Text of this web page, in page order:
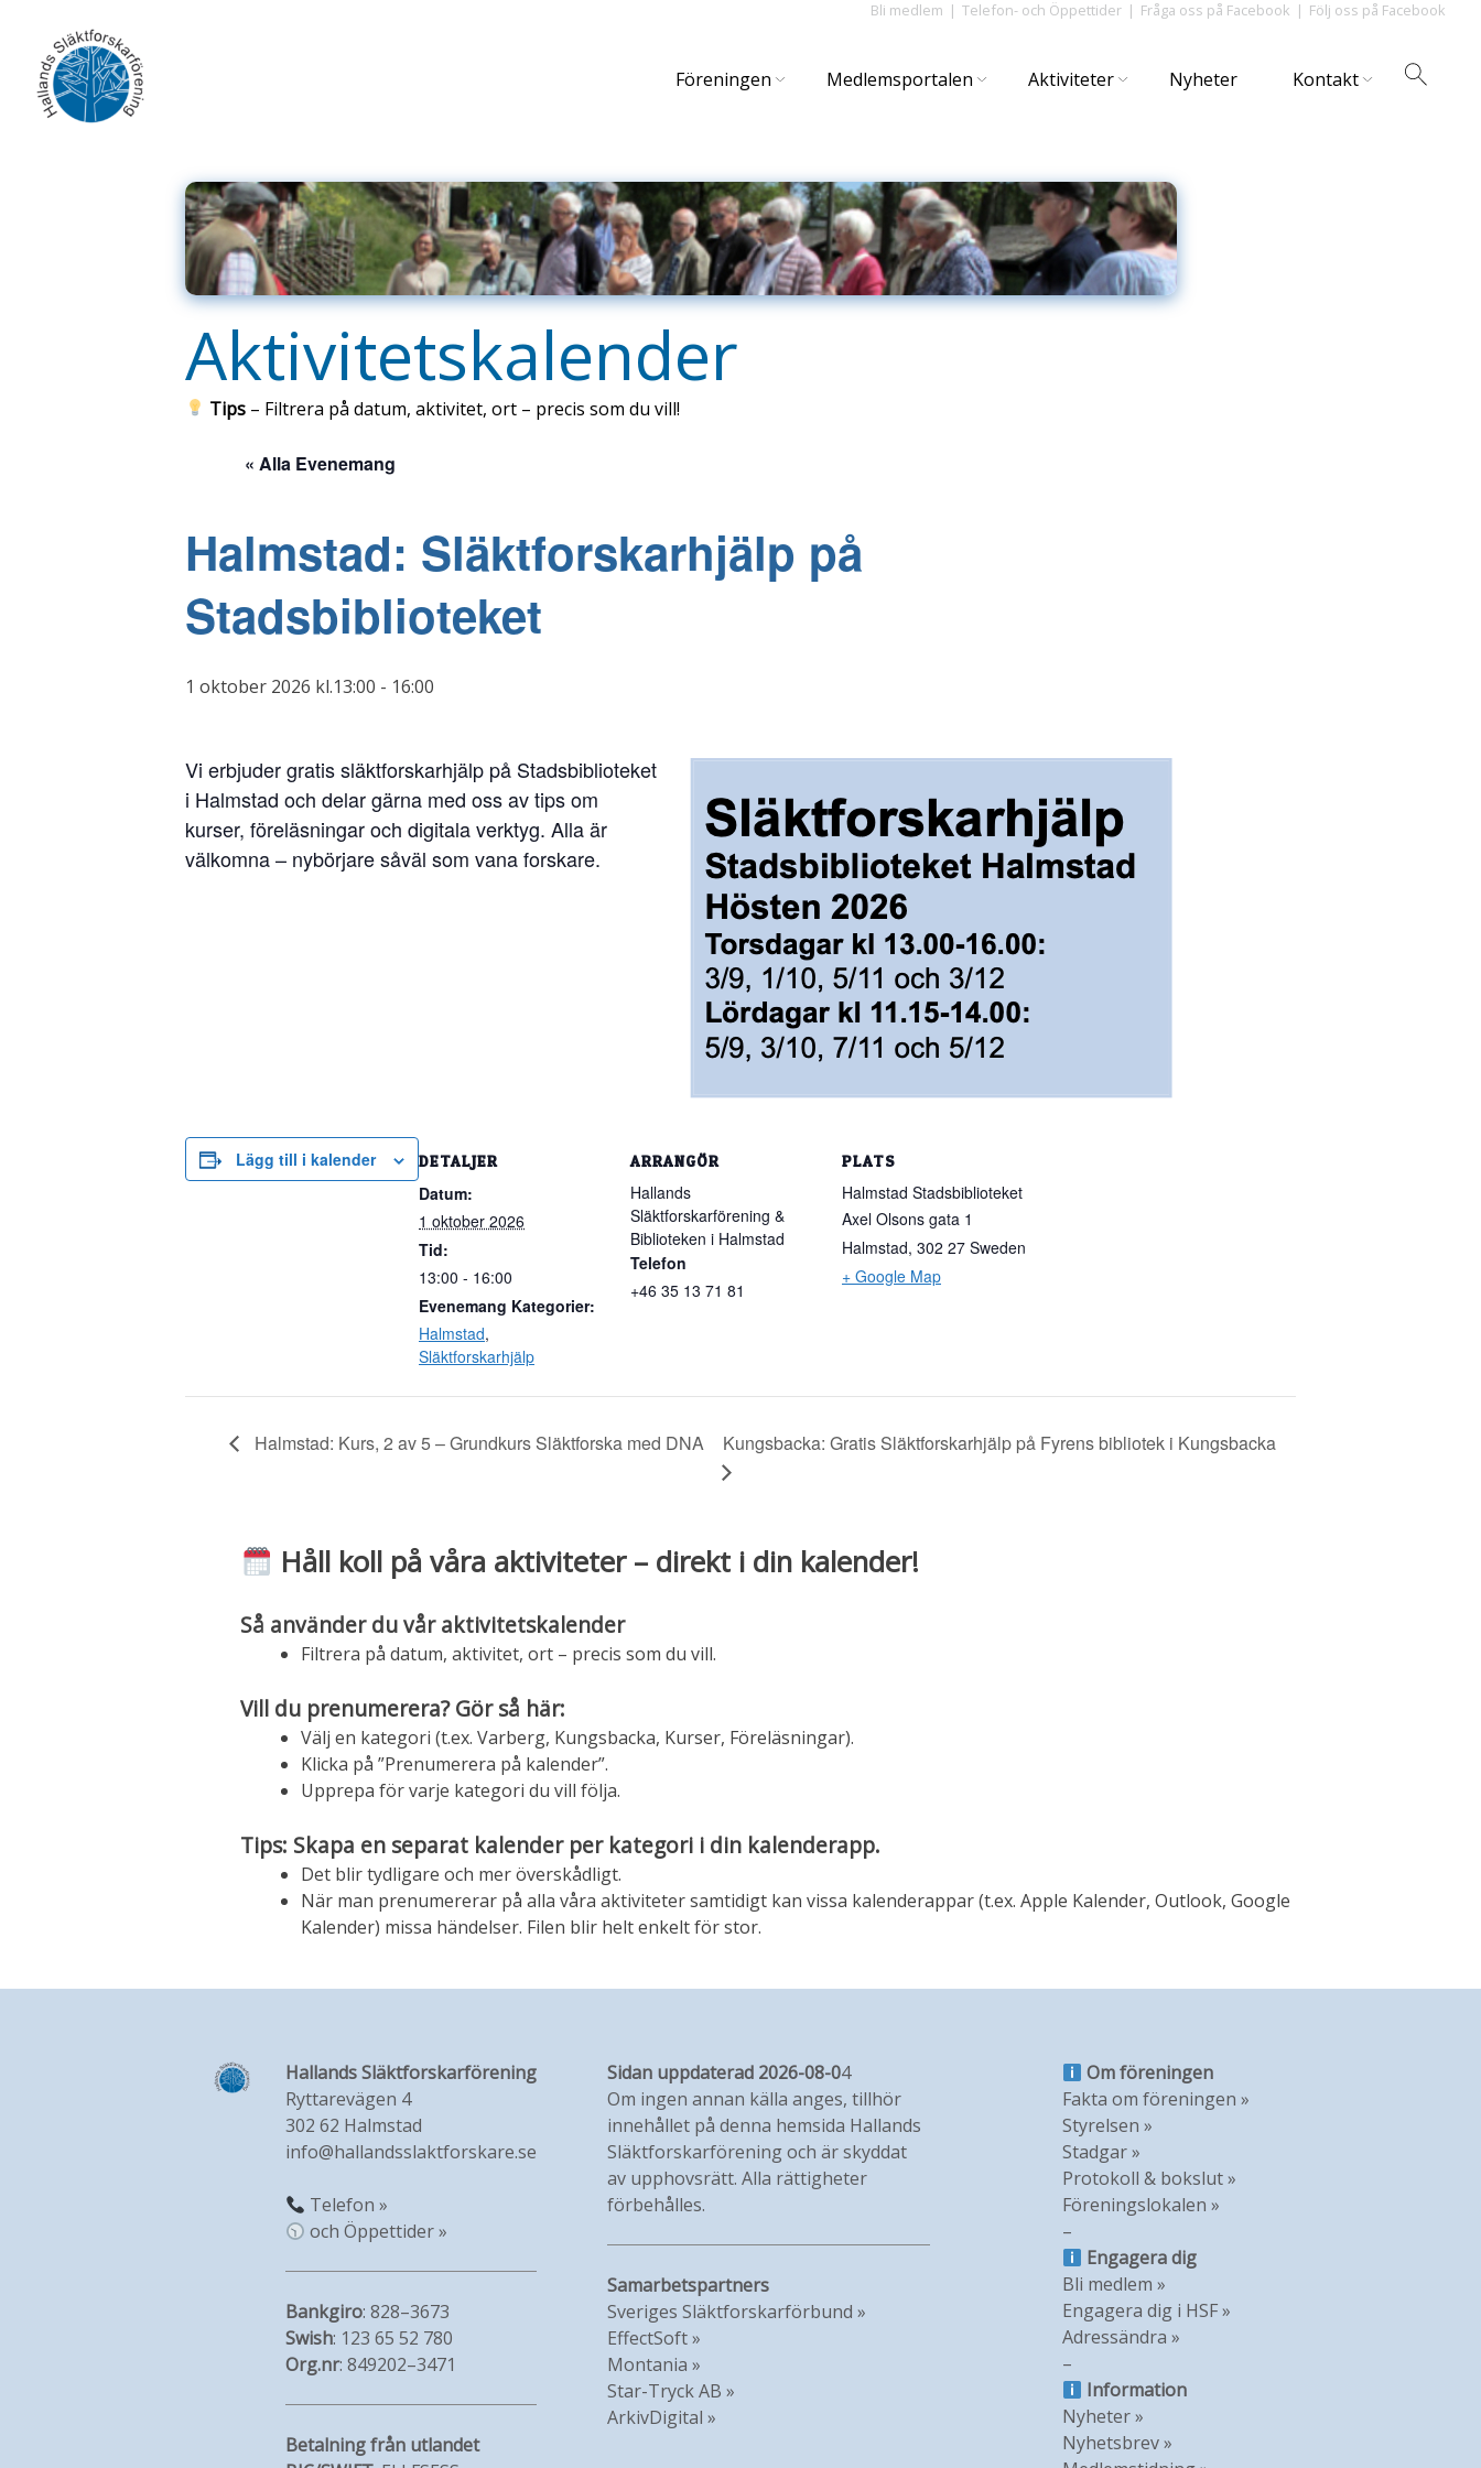
content
Bli medlem Telefon- och Öppettider Fråga oss på Facebook Följ oss på Facebook
Föreningen Medlemsportalen Aktiviteter Nyheter Kontakt
Aktivitetskalender
Tips – Filtrera på datum, aktivitet, ort – precis som du vill!
« Alla Evenemang
Halmstad: Släktforskarhjälp på
Stadsbiblioteket
1 oktober 2026 kl.13:00 - 16:00
Vi erbjuder gratis släktforskarhjälp på Stadsbiblioteket
i Halmstad och delar gärna med oss av tips om
kurser, föreläsningar och digitala verktyg. Alla är
välkomna – nybörjare såväl som vana forskare.
Lägg till i kalender DETALJER
Datum:
1 oktober 2026
Tid:
13:00 - 16:00
Evenemang Kategorier:
Halmstad,
Släktforskarhjälp
ARRANGÖR
Hallands
Släktforskarförening &
Biblioteken i Halmstad
Telefon
+46 35 13 71 81
PLATS
Halmstad Stadsbiblioteket
Axel Olsons gata 1
Halmstad, 302 27 Sweden
+ Google Map
Halmstad: Kurs, 2 av 5 – Grundkurs Släktforska med DNA Kungsbacka: Gratis Släktforskarhjälp på Fyrens bibliotek i Kungsbacka
Håll koll på våra aktiviteter – direkt i din kalender!
Så använder du vår aktivitetskalender
Filtrera på datum, aktivitet, ort – precis som du vill.
Vill du prenumerera? Gör så här:
Välj en kategori (t.ex. Varberg, Kungsbacka, Kurser, Föreläsningar).
Klicka på ”Prenumerera på kalender”.
Upprepa för varje kategori du vill följa.
Tips: Skapa en separat kalender per kategori i din kalenderapp.
Det blir tydligare och mer överskådligt.
När man prenumererar på alla våra aktiviteter samtidigt kan vissa kalenderappar (t.ex. Apple Kalender, Outlook, Google
Kalender) missa händelser. Filen blir helt enkelt för stor.
Hallands Släktforskarförening
Ryttarevägen 4
302 62 Halmstad
info@hallandsslaktforskare.se
Telefon »
och Öppettider »
Bankgiro: 828–3673
Swish: 123 65 52 780
Org.nr: 849202–3471
Betalning från utlandet
Sidan uppdaterad 2026-08-04
Om ingen annan källa anges, tillhör
innehållet på denna hemsida Hallands
Släktforskarförening och är skyddat
av upphovsrätt. Alla rättigheter
förbehålles.
Samarbetspartners
Sveriges Släktforskarförbund »
EffectSoft »
Montania »
Star-Tryck AB »
ArkivDigital »
Om föreningen
Fakta om föreningen »
Styrelsen »
Stadgar »
Protokoll & bokslut »
Föreningslokalen »
–
Engagera dig
Bli medlem »
Engagera dig i HSF »
Adressändra »
–
Information
Nyheter »
Nyhetsbrev »